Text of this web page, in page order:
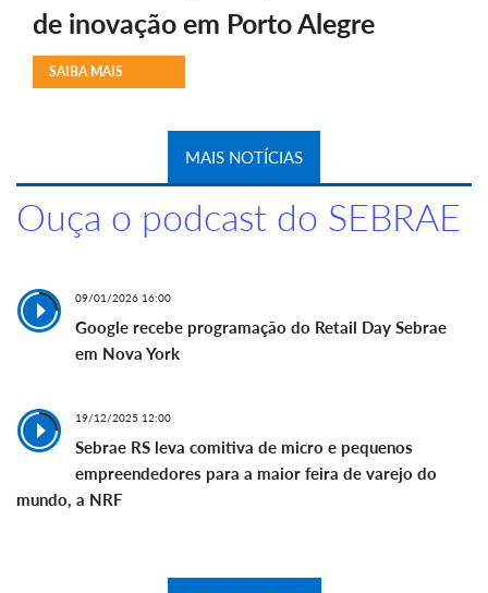
de inovação em Porto Alegre
SAIBA MAIS
MAIS NOTÍCIAS
Ouça o podcast do SEBRAE
09/01/2026 16:00
Google recebe programação do Retail Day Sebrae
em Nova York
19/12/2025 12:00
Sebrae RS leva comitiva de micro e pequenos
empreendedores para a maior feira de varejo do
mundo, a NRF